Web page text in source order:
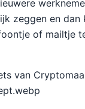
zeggen en dan
of mailtje
van